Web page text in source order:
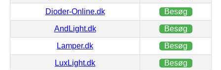
Dioder-Online.dk Besøg
AndLight.dk Besøg
Lamper.dk Besøg
LuxLight.dk Besøg